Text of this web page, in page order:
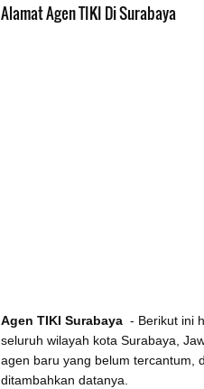
Alamat Agen TIKI Di Surabaya
Agen TIKI Surabaya - Berikut ini
seluruh wilayah kota Surabaya,
agen baru yang belum tercantum,
ditambahkan datanya.